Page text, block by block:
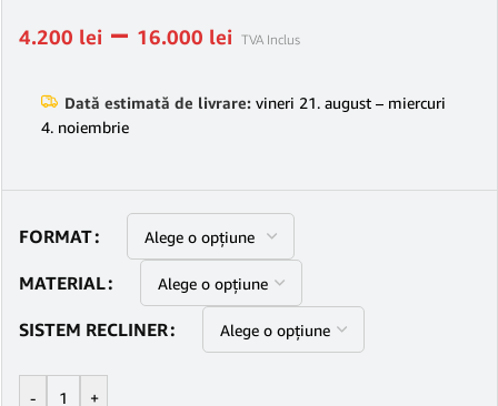
4.200 lei – 16.000 lei TVA Inclus
Dată estimată de livrare: vineri 21. august – miercuri
4. noiembrie
FORMAT
MATERIAL
SISTEM RECLINER
- +